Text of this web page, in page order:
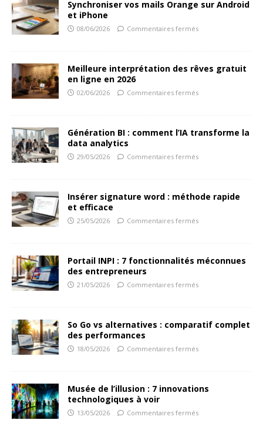
Synchroniser vos mails Orange sur Android
et iPhone
08/06/2026 Commentaires fermés
Meilleure interprétation des rêves gratuit
en ligne en 2026
02/06/2026 Commentaires fermés
Génération BI : comment l’IA transforme la
data analytics
29/05/2026 Commentaires fermés
Insérer signature word : méthode rapide
et efficace
25/05/2026 Commentaires fermés
Portail INPI : 7 fonctionnalités méconnues
des entrepreneurs
21/05/2026 Commentaires fermés
So Go vs alternatives : comparatif complet
des performances
18/05/2026 Commentaires fermés
Musée de l’illusion : 7 innovations
technologiques à voir
13/05/2026 Commentaires fermés